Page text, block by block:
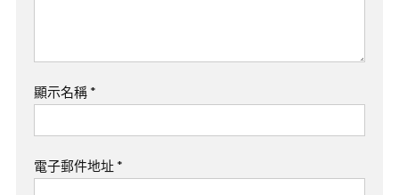
顯示名稱 *
電子郵件地址 *